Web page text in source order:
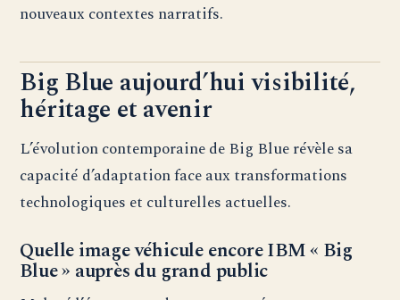
nouveaux contextes narratifs.
Big Blue aujourd’hui visibilité,
héritage et avenir
L’évolution contemporaine de Big Blue révèle sa
capacité d’adaptation face aux transformations
technologiques et culturelles actuelles.
Quelle image véhicule encore IBM « Big
Blue » auprès du grand public